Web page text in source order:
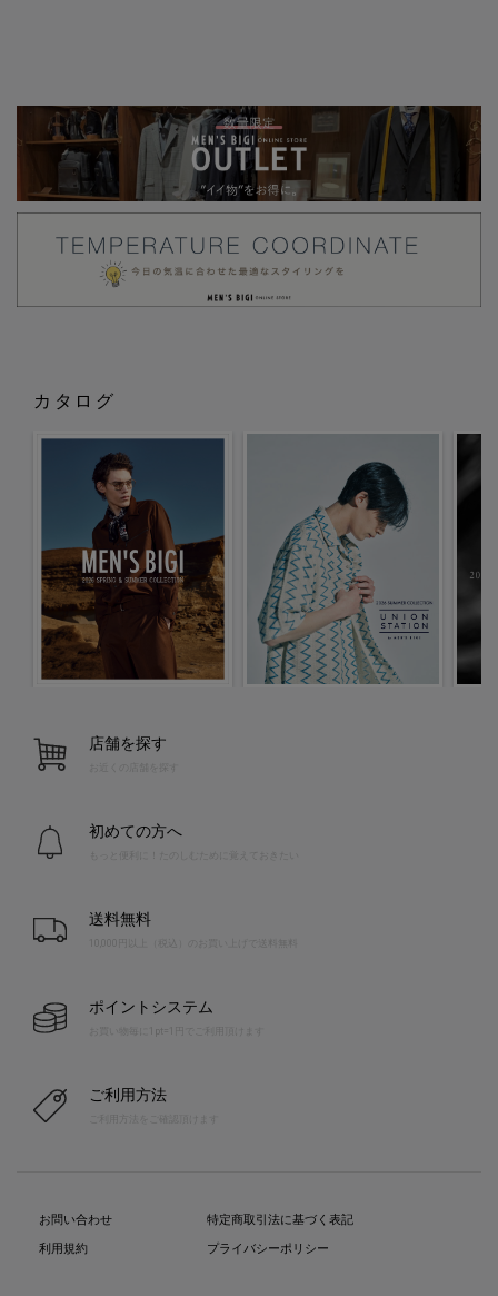
カタログ
店舗を探す
お近くの店舗を探す
初めての方へ
送料無料
10,000円以上（税込）のお買い上げで送料無料
ポイントシステム
お買い物毎に1pt=1円でご利用頂けます
ご利用方法
お問い合わせ
利用規約
特定商取引法に基づく表記
プライバシーポリシー